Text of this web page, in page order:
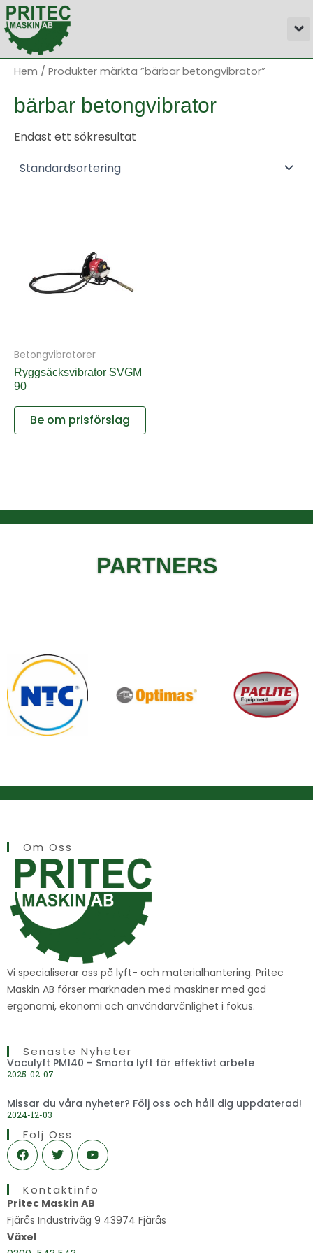
Hoppa
till
innehåll
Hem / Produkter märkta ”bärbar betongvibrator”
bärbar betongvibrator
Endast ett sökresultat
Betongvibratorer
Ryggsäcksvibrator SVGM
90
Be om prisförslag
PARTNERS
Om Oss
Vi specialiserar oss på lyft- och materialhantering. Pritec
Maskin AB förser marknaden med maskiner med god
ergonomi, ekonomi och användarvänlighet i fokus.
Senaste Nyheter
Vaculyft PM140 – Smarta lyft för effektivt arbete
2025-02-07
Missar du våra nyheter? Följ oss och håll dig uppdaterad!
2024-12-03
Följ Oss
F
a
c
b
o
o
k
T
w
i
t
e
r
Y
o
u
u
b
e
Kontaktinfo
Pritec Maskin AB
Fjärås Industriväg 9 43974 Fjärås
Växel